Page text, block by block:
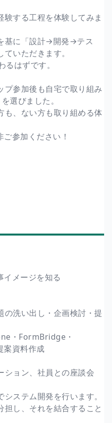
する工程を体験してみま
基に「設計→開発→テス
いただきます。
るはずです。
プ参加後も自宅で取り組み
選びました。
も、ない方も取り組める体
参加ください！
メージを知る
洗い出し・企画検討・提
・FormBridge・
案資料作成
ョン、社員との座談会
ステム開発を行います。
し、それを結合すること